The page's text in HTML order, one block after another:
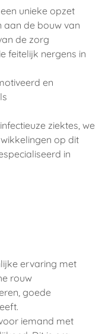
unieke opzet
aan de bouw van
de zorg
feitelijk nergens in
en
ziektes, we
op dit
in
ervaring met
rouw
goede
iemand met